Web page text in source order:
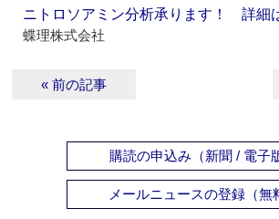
ニトロソアミン分析承ります！ 詳細
蝶理株式会社
« 前の記事
購読の申込み（新聞 / 電子
メールニュースの登録（無